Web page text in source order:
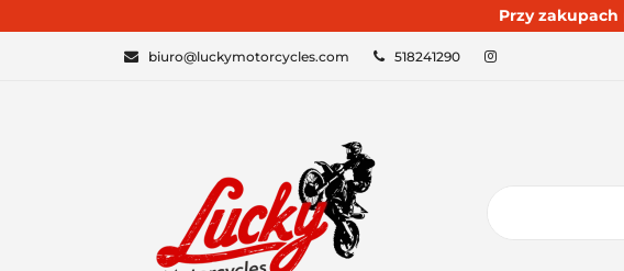
Przy zakupach
biuro@luckymotorcycles.com 518241290
KATEGORIE BESTSELLERY